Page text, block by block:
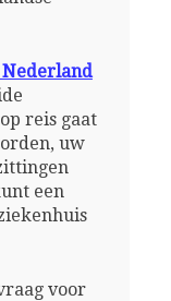
Nederland
reis gaat
uw
een
voor